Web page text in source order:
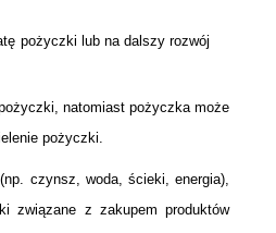
pożyczki lub na dalszy rozwój
natomiast pożyczka może
pożyczki.
czynsz, woda, ścieki, energia),
związane z zakupem produktów